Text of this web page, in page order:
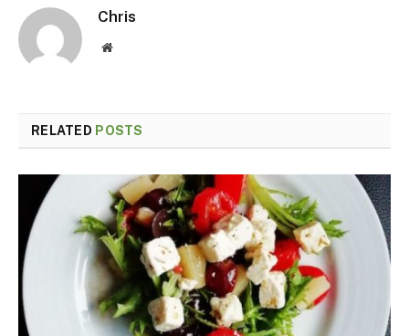
Chris
Website
RELATED POSTS